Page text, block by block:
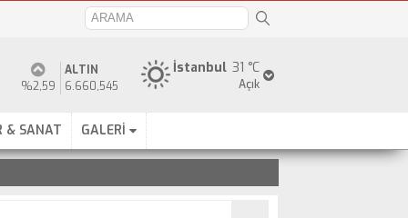
31 °C
İstanbul
Açık
%2,59
ALTIN
6.660,545
& SANAT GALERİ